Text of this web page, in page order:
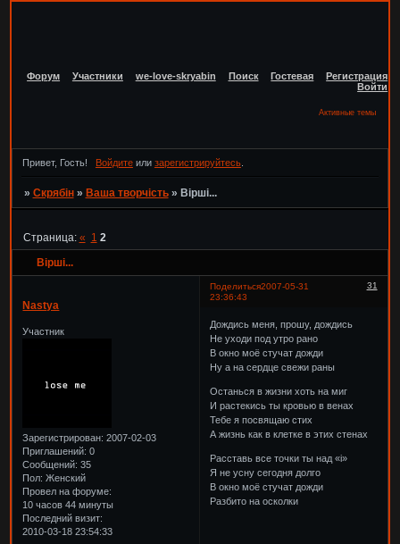
Форум Участники we-love-skryabin Поиск Гостевая
Регистрация
Войти
Активные темы
Привет, Гость! Войдитеили зарегистрируйтесь.
» Скрябін » Ваша творчість » Вірші...
Вірші...
Страница: « 1 2
Поделиться 31
2007-05-31
23:36:43
Nastya
Участник
Зарегистрирован: 2007-02-03
Приглашений: 0
Сообщений: 35
Пол: Женский
Провел на форуме:
10 часов 44 минуты
Последний визит:
2010-03-18 23:54:33
Дождись меня, прошу, дождись
Не уходи под утро рано
В окно моё стучат дожди
Ну а на сердце свежи раны
Останься в жизни хоть на миг
И растекись ты кровью в венах
Тебе я посвящаю стих
А жизнь как в клетке в этих стенах
Расставь все точки ты над «і»
Я не усну сегодня долго
В окно моё стучат дожди
Разбито на осколки